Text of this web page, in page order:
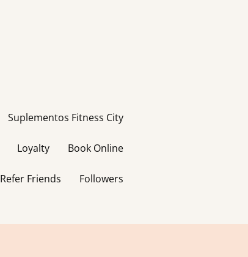
Suplementos Fitness City
Loyalty Book Online
Refer Friends Followers